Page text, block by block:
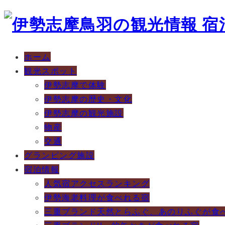
ホーム
観光スポット
伊勢志摩で体験
伊勢志摩の歴史・文化
伊勢志摩の観光施設
物産
交通
グランピング施設
宿泊情報
人気宿アクセスランキング
伊勢海老料理が食べれる宿
三重ブランド天然とらふぐ、あのりふぐが食